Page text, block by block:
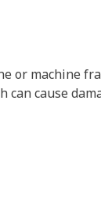
or machine
cause